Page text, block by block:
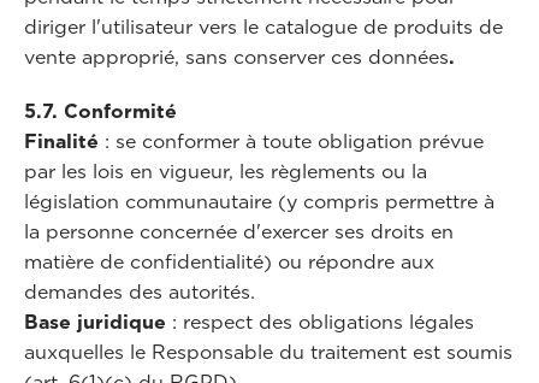
diriger l'utilisateur vers le catalogue de produits de
vente approprié, sans conserver ces données.
5.7. Conformité
Finalité : se conformer à toute obligation prévue
par les lois en vigueur, les règlements ou la
législation communautaire (y compris permettre à
la personne concernée d'exercer ses droits en
matière de confidentialité) ou répondre aux
demandes des autorités.
Base juridique : respect des obligations légales
auxquelles le Responsable du traitement est soumis